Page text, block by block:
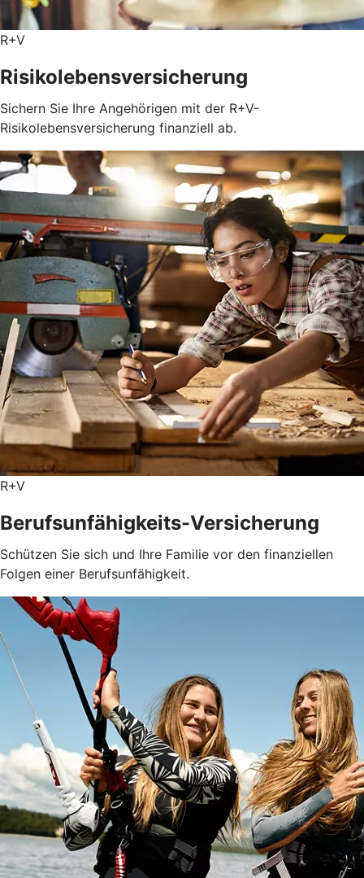
R+V
Risikolebensversicherung
Sichern Sie Ihre Angehörigen mit der R+V-
Risikolebensversicherung finanziell ab.
R+V
Berufsunfähigkeits-Versicherung
Schützen Sie sich und Ihre Familie vor den finanziellen
Folgen einer Berufsunfähigkeit.